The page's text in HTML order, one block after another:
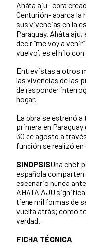
Aháta aju –obra
Centurión- abarca la
sus vivencias en la
Paraguay. Aháta
decir “me voy a
vuelvo’, es el hilo
Entrevistas a otros
las vivencias de las
de responder
hogar.
La obra se estrenó a
primera en
30 de agosto a
función se realizó en
SINOPSISUna chef
española comparten
escenario nunca
AHATA AJU
tiene mil formas de
vuelta atrás; como
verdad.
FICHA TÉCNICA